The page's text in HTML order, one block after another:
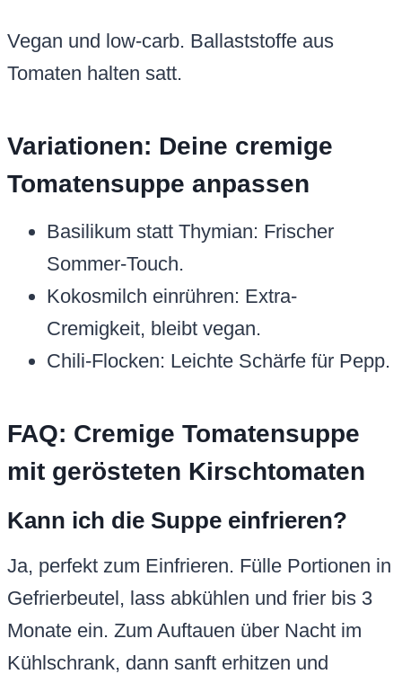
Vegan und low-carb. Ballaststoffe aus
Tomaten halten satt.
Variationen: Deine cremige
Tomatensuppe anpassen
Basilikum statt Thymian: Frischer
Sommer-Touch.
Kokosmilch einrühren: Extra-
Cremigkeit, bleibt vegan.
Chili-Flocken: Leichte Schärfe für Pepp.
FAQ: Cremige Tomatensuppe
mit gerösteten Kirschtomaten
Kann ich die Suppe einfrieren?
Ja, perfekt zum Einfrieren. Fülle Portionen in
Gefrierbeutel, lass abkühlen und frier bis 3
Monate ein. Zum Auftauen über Nacht im
Kühlschrank, dann sanft erhitzen und